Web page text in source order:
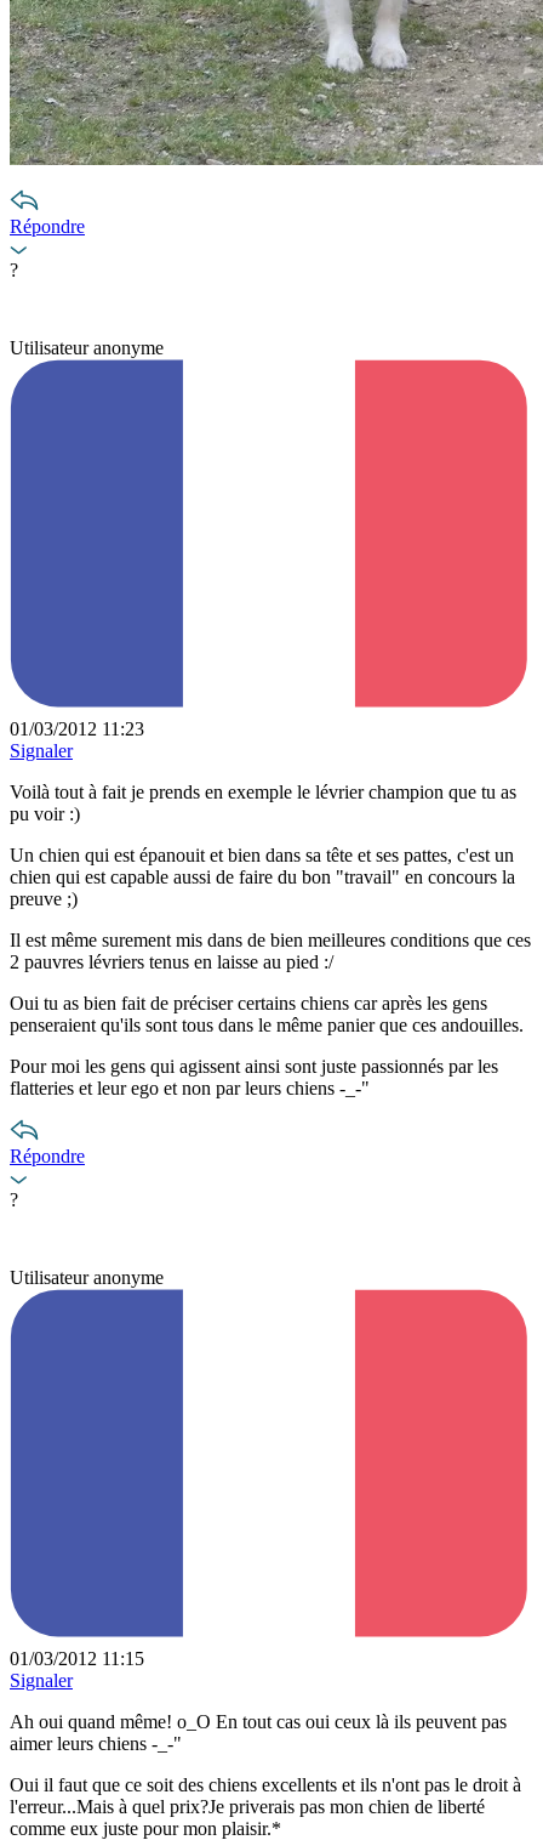
Répondre
?
Utilisateur anonyme
01/03/2012 11:23
Signaler
Voilà tout à fait je prends en exemple le lévrier champion que tu as
pu voir :)
Un chien qui est épanouit et bien dans sa tête et ses pattes, c'est un
chien qui est capable aussi de faire du bon "travail" en concours la
preuve ;)
Il est même surement mis dans de bien meilleures conditions que ces
2 pauvres lévriers tenus en laisse au pied :/
Oui tu as bien fait de préciser certains chiens car après les gens
penseraient qu'ils sont tous dans le même panier que ces andouilles.
Pour moi les gens qui agissent ainsi sont juste passionnés par les
flatteries et leur ego et non par leurs chiens -_-"
Répondre
?
Utilisateur anonyme
01/03/2012 11:15
Signaler
Ah oui quand même! o_O En tout cas oui ceux là ils peuvent pas
aimer leurs chiens -_-"
Oui il faut que ce soit des chiens excellents et ils n'ont pas le droit à
l'erreur...Mais à quel prix?Je priverais pas mon chien de liberté
comme eux juste pour mon plaisir.*